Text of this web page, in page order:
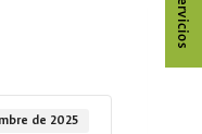
de 2025